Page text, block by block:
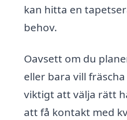
kan hitta en
behov.
Oavsett om du
eller bara vill
viktigt att välja rätt
att få kontakt med